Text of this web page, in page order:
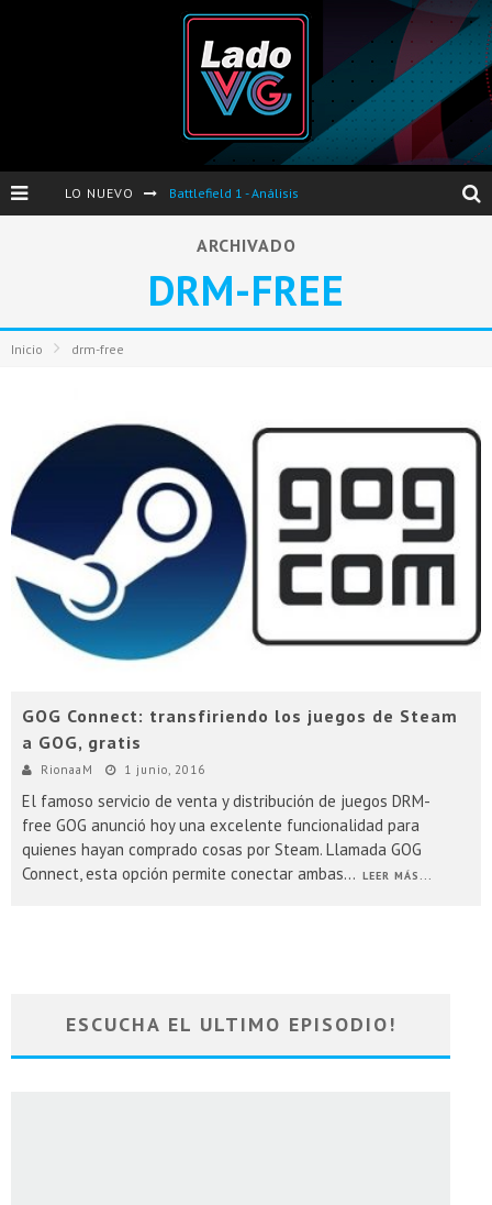
LO NUEVO Battlefield 1 - Análisis
Pro Evolution Soccer 2017 - Análisis
Pausa VG - S04E06 - Nintendo Switch - FIFA/PES - DS III Ashes of Ariandel - Red Dead Redemption 2
Presentacion Watch Dogs 2 en Argentina
ARCHIVADO
DRM-FREE
Inicio drm-free
GOG Connect: transfiriendo los juegos de Steam
a GOG, gratis
RionaaM 1 junio, 2016
El famoso servicio de venta y distribución de juegos DRM-
free GOG anunció hoy una excelente funcionalidad para
quienes hayan comprado cosas por Steam. Llamada GOG
Connect, esta opción permite conectar ambas... LEER MÁS...
ESCUCHA EL ULTIMO EPISODIO!